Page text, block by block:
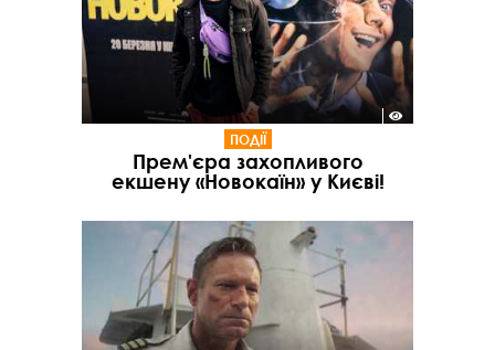
ПОДІЇ
Прем'єра захопливого
екшену «Новокаїн» у Києві!